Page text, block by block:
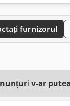
furnizorul
v-ar